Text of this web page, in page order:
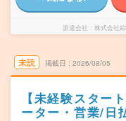
派遣会社 株式会社
未読 掲載日 2026/08/05
【未経験スター
ーター・営業/日